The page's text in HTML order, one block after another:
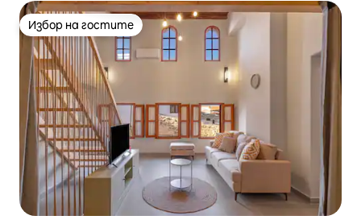
Избор на гостите
Избор на гостите